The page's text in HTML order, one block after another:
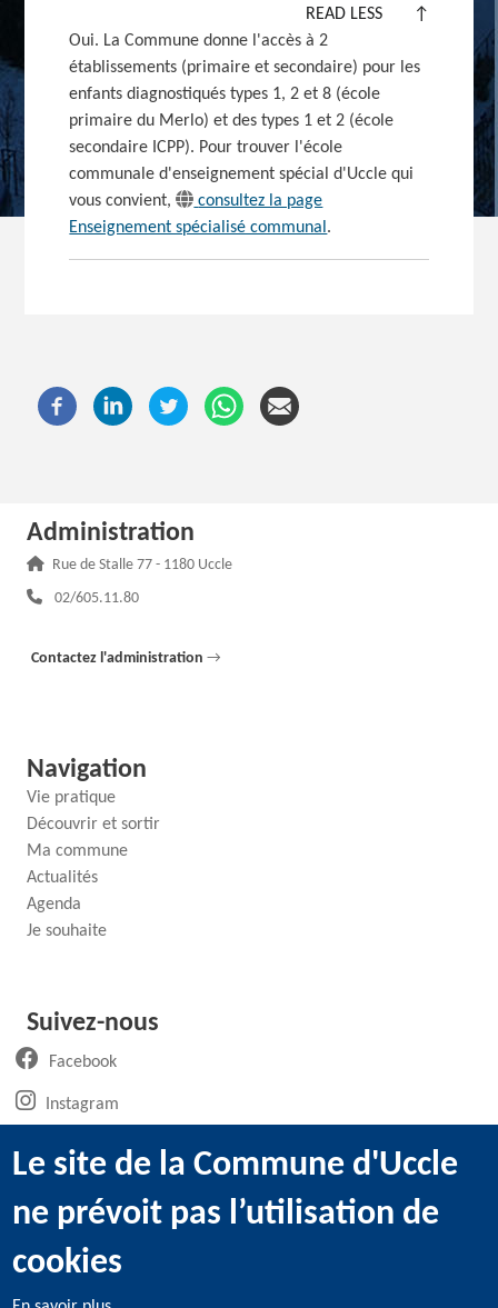
READ LESS
↑
Oui. La Commune donne l'accès à 2
établissements (primaire et secondaire) pour les
enfants diagnostiqués types 1, 2 et 8 (école
primaire du Merlo) et des types 1 et 2 (école
secondaire ICPP). Pour trouver l'école
communale d'enseignement spécial d'Uccle qui
vous convient,
consultez la page
Enseignement spécialisé communal .
Administration
Adresse :
Rue de Stalle 77 - 1180 Uccle
Téléphone :
02/605.11.80
Contactez l'administration →
Navigation
Vie pratique
Découvrir et sortir
Ma commune
Actualités
Agenda
Je souhaite
Suivez-nous
Facebook(ouvre un nouvel onglet)
Instagram(ouvre un nouvel onglet)
LinkedIn
Youtube(ouvre un nouvel onglet)
Le site de la Commune d'Uccle
ne prévoit pas l’utilisation de
cookies